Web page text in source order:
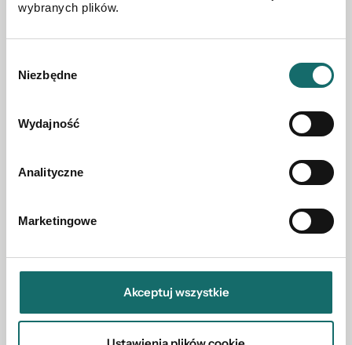
wybranych plików.
zgody
Niezbędne
Wydajność
Analityczne
Marketingowe
Akceptuj wszystkie
Duża działka w spokojnej okolicy